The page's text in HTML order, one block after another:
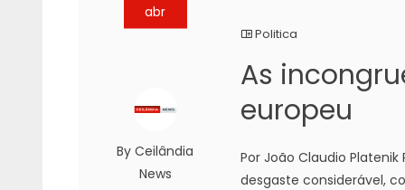
abr
By Ceilândia
News
Politica
As
europeu
Por João Claudio
desgaste considerável,